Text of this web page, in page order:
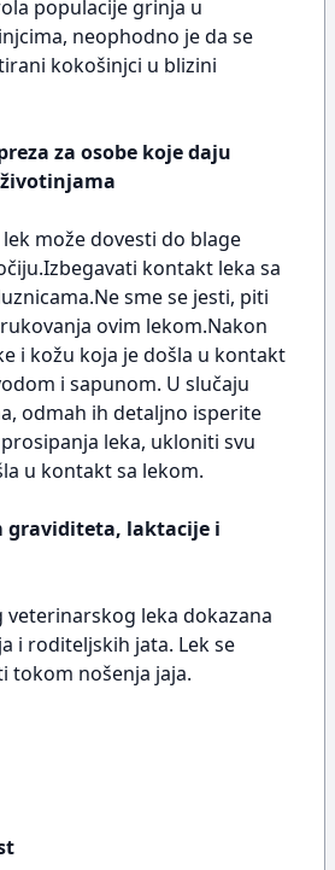
populacije grinja u
neophodno je da se
kokošinjci u blizini
za osobe koje daju
može dovesti do blage
kontakt leka sa
sme se jesti, piti
ovim lekom.Nakon
i kožu koja je došla u kontakt
i sapunom. U slučaju
odmah ih detaljno isperite
leka, ukloniti svu
u kontakt sa lekom.
graviditeta, laktacije i
veterinarskog leka dokazana
i roditeljskih jata. Lek se
tokom nošenja jaja.